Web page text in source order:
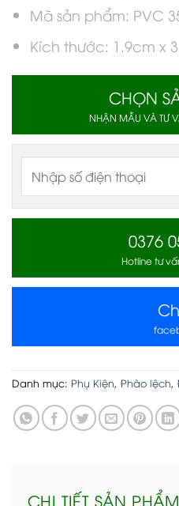
Mã sản phẩm: PVC
Kích thước: 1.9cm x
CHỌN
NHẬN MẪU VÀ TƯ
0376
Hotline tư
Danh mục: Phụ Kiện, Phào lệch,
CHI TIẾT SẢN PHẨM